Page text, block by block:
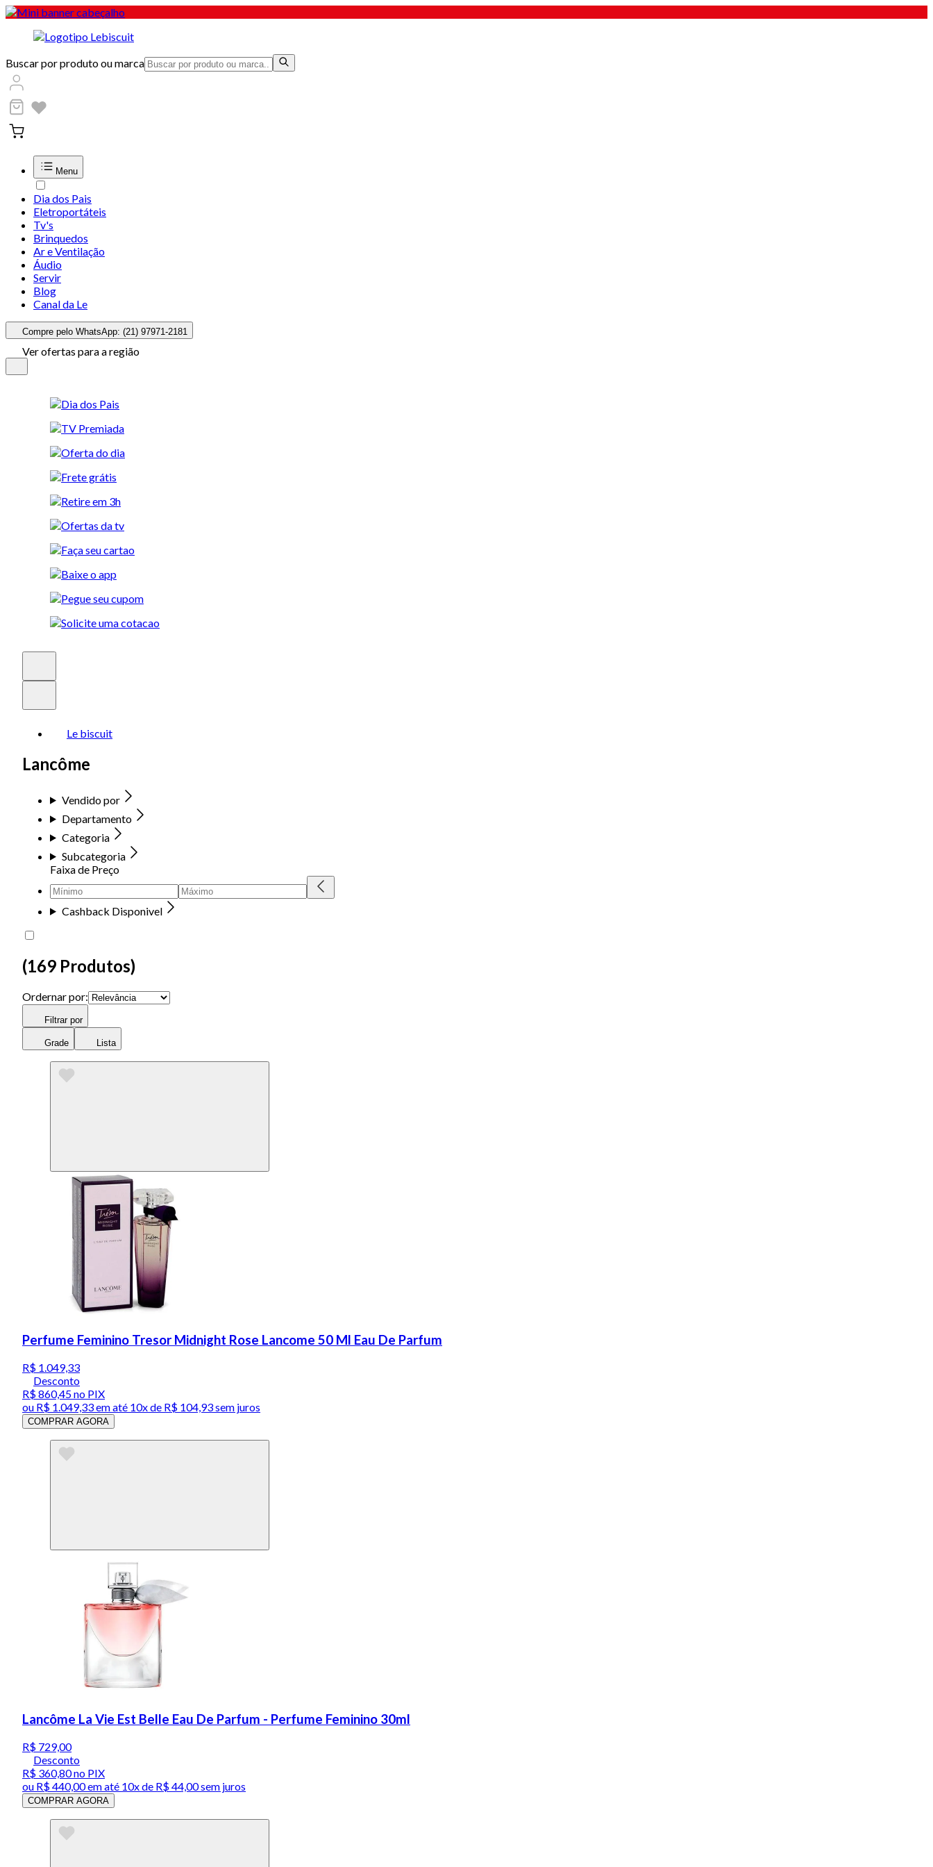
Buscar por produto ou marca
Menu
Dia dos Pais
Eletroportáteis
Tv's
Brinquedos
Ar e Ventilação
Áudio
Servir
Blog
Canal da Le
Compre pelo WhatsApp: (21) 97971-2181
Ver ofertas para a região
Le biscuit
Lancôme
Vendido por
Departamento
Categoria
Subcategoria
Faixa de Preço
Cashback Disponivel
(169 Produtos)
Ordernar por:
Filtrar por
Grade Lista
Perfume Feminino Tresor Midnight Rose Lancome 50 Ml Eau De Parfum
R$ 1.049,33
Desconto
R$ 860,45no PIX
ou R$ 1.049,33em até 10x de R$ 104,93 sem juros
COMPRAR AGORA
Lancôme La Vie Est Belle Eau De Parfum - Perfume Feminino 30ml
R$ 729,00
Desconto
R$ 360,80no PIX
ou R$ 440,00em até 10x de R$ 44,00 sem juros
COMPRAR AGORA